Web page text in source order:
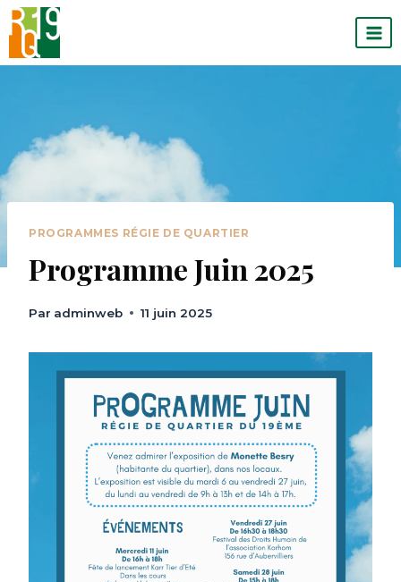
Skip
to
content
PROGRAMMES RÉGIE DE QUARTIER
Programme Juin 2025
Par adminweb 11 juin 2025